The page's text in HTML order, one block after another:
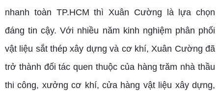
nhanh toàn TP.HCM thì Xuân Cường là lựa chọn
đáng tin cậy. Với nhiều năm kinh nghiệm phân phối
vật liệu sắt thép xây dựng và cơ khí, Xuân Cường đã
trở thành đối tác quen thuộc của hàng trăm nhà thầu
thi công, xưởng cơ khí, cửa hàng vật liệu xây dựng,